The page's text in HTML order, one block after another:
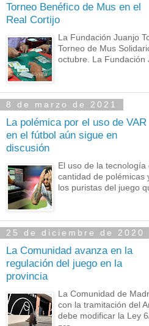
Torneo Benéfico de Mus en el
Real Cortijo
La Fundación Juanjo
Torneo de Mus
octubre. La Fundación
8 de marzo de 2021
La polémica por el uso de VAR
en el fútbol aún sigue en
discusión
El uso de la
cantidad de polémicas
los puristas del juego
25 de diciembre de 2020
La Comunidad avanza en la
regulación del juego en la
provincia
La Comunidad de
con la tramitación del
debe modificar la Ley